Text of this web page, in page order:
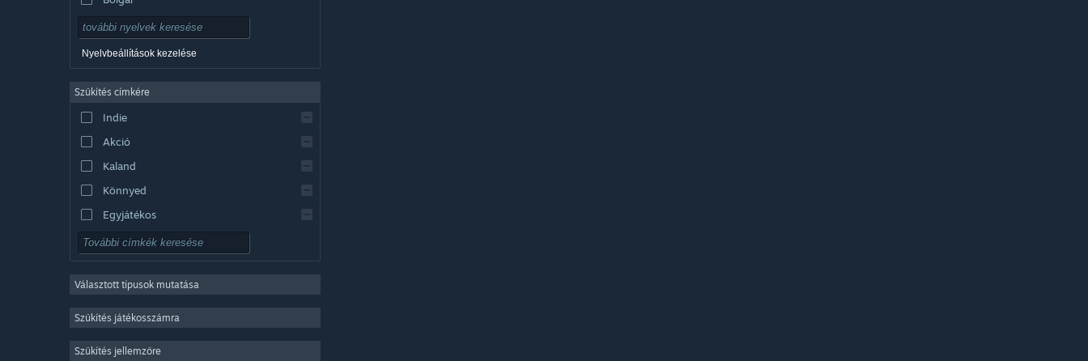
Cseh
Dán
Angol
Spanyolországi spanyol
Latin-amerikai spanyol
Nyelvbeállítások kezelése
Szűkítés címkére
Indie
Akció
Kaland
Könnyed
Egyjátékos
Szimuláció
Stratégia
2D
Választott típusok mutatása
Szűkítés játékosszámra
Szűkítés jellemzőre